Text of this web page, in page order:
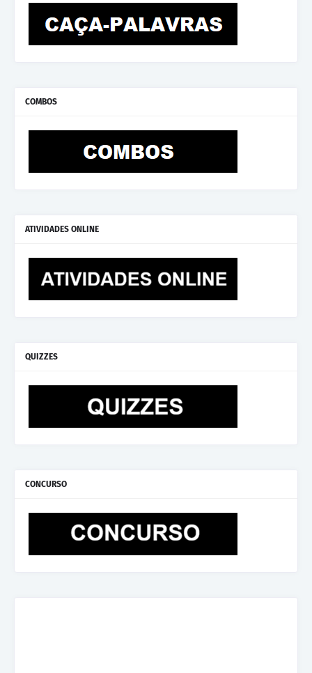
COMBOS
ATIVIDADES ONLINE
QUIZZES
CONCURSO